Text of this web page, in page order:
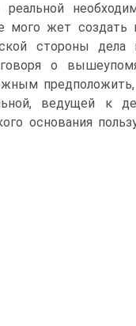
мого жет создать
стороны
о
ведущей к
основания